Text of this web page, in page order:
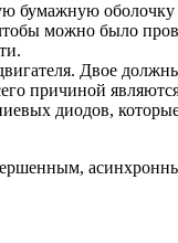
бумажную
можно было
Двое
причиной
диодов,